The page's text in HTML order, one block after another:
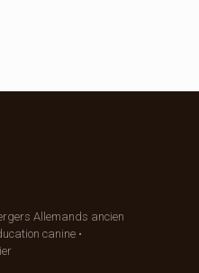
Allemands ancien
canine •